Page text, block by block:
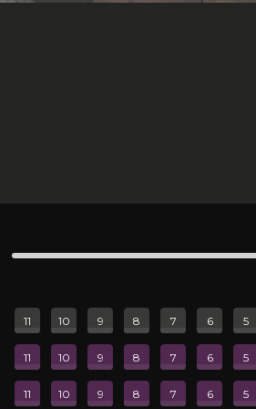
10
11 5
6
7
8
9
10
11 5
6
7
8
9
10
11 5
6
7
8
9